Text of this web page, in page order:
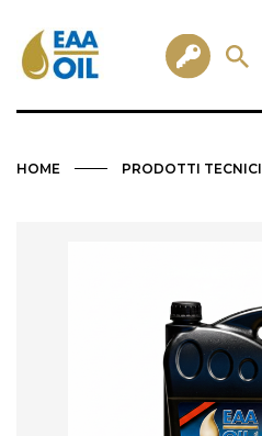
HOME PRODOTTI TECNICI